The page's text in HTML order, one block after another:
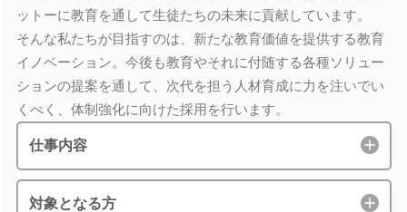
ットーに教育を通して生徒たちの未来に貢献しています。
そんな私たちが目指すのは、新たな教育価値を提供する教育
イノベーション。今後も教育やそれに付随する各種ソリュー
ションの提案を通して、次代を担う人材育成に力を注いでい
くべく、体制強化に向けた採用を行います。
仕事内容
対象となる方